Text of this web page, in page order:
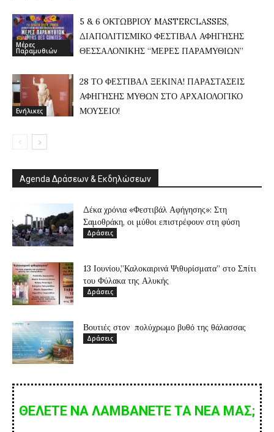
Μέρες
Παραμυθιών
5 & 6 ΟΚΤΩΒΡΙΟΥ MASTERCLASSES,
ΔΙΑΠΟΛΙΤΙΣΜΙΚΟ ΦΕΣΤΙΒΑΛ ΑΦΗΓΗΣΗΣ
ΘΕΣΣΑΛΟΝΙΚΗΣ “ΜΕΡΕΣ ΠΑΡΑΜΥΘΙΩΝ”
Ενήλικες
28 ΤΟ ΦΕΣΤΙΒΑΛ ΞΕΚΙΝΑ! ΠΑΡΑΣΤΑΣΕΙΣ
ΑΦΗΓΗΣΗΣ ΜΥΘΩΝ ΣΤΟ ΑΡΧΑΙΟΛΟΓΙΚΟ
ΜΟΥΣΕΙΟ!
Agenda Δράσεων & Εκδηλώσεων
Δέκα χρόνια «Φεστιβάλ Αφήγησης»: Στη
Σαμοθράκη, οι μύθοι επιστρέφουν στη φύση
Δράσεις
13 Ιουνίου,”Καλοκαιρινά Ψιθυρίσματα” στο Σπίτι
του Φύλακα της Αλυκής
Δράσεις
Βουτιές στον πολύχρωμο βυθό της θάλασσας
Δράσεις
ΘΕΛΕΤΕ ΝΑ ΛΑΜΒΑΝΕΤΕ ΤΑ ΝΕΑ ΜΑΣ;